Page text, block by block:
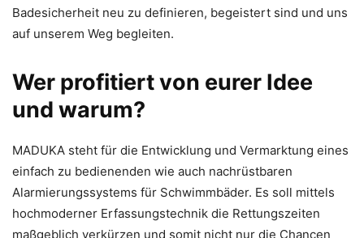
Badesicherheit neu zu definieren, begeistert sind und uns
auf unserem Weg begleiten.
Wer profitiert von eurer Idee
und warum?
MADUKA steht für die Entwicklung und Vermarktung eines
einfach zu bedienenden wie auch nachrüstbaren
Alarmierungssystems für Schwimmbäder. Es soll mittels
hochmoderner Erfassungstechnik die Rettungszeiten
maßgeblich verkürzen und somit nicht nur die Chancen